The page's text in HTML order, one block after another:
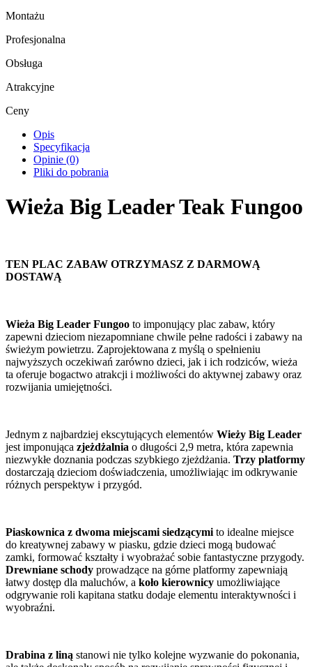
Montażu
Profesjonalna
Obsługa
Atrakcyjne
Ceny
Opis
Specyfikacja
Opinie (0)
Pliki do pobrania
Wieża Big Leader Teak Fungoo
TEN PLAC ZABAW OTRZYMASZ Z DARMOWĄ
DOSTAWĄ
Wieża Big Leader Fungoo to imponujący plac zabaw, który
zapewni dzieciom niezapomniane chwile pełne radości i zabawy na
świeżym powietrzu. Zaprojektowana z myślą o spełnieniu
najwyższych oczekiwań zarówno dzieci, jak i ich rodziców, wieża
ta oferuje bogactwo atrakcji i możliwości do aktywnej zabawy oraz
rozwijania umiejętności.
Jednym z najbardziej ekscytujących elementów Wieży Big Leader
jest imponująca zjeżdżalnia o długości 2,9 metra, która zapewnia
niezwykłe doznania podczas szybkiego zjeżdżania. Trzy platformy
dostarczają dzieciom doświadczenia, umożliwiając im odkrywanie
różnych perspektyw i przygód.
Piaskownica z dwoma miejscami siedzącymi to idealne miejsce
do kreatywnej zabawy w piasku, gdzie dzieci mogą budować
zamki, formować kształty i wyobrażać sobie fantastyczne przygody.
Drewniane schody prowadzące na górne platformy zapewniają
łatwy dostęp dla maluchów, a koło kierownicy umożliwiające
odgrywanie roli kapitana statku dodaje elementu interaktywności i
wyobraźni.
Drabina z liną stanowi nie tylko kolejne wyzwanie do pokonania,